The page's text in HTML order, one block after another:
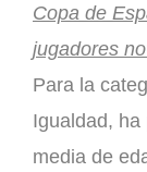
Copa de
jugadores
Para la
Igualdad, ha
media de